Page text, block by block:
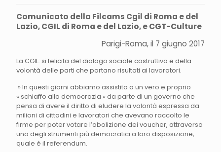
Comunicato della Filcams Cgil di Roma e del
Lazio, CGIL di Roma e del Lazio, e CGT-Culture
Parigi-Roma, il 7 giugno 2017
La CGIL: si felicita del dialogo sociale costruttivo e della
volontà delle parti che portano risultati ai lavoratori.
» In questi giorni abbiamo assistito a un vero e proprio
« schiaffo alla democrazia » da parte di un governo che
pensa di avere il diritto di eludere la volontà espressa da
milioni di cittadini e lavoratori che avevano raccolto le
firme per poter votare l’abolizione dei voucher, attraverso
uno degli strumenti più democratici a loro disposizione,
quale è il referendum.